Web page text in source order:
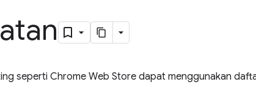
seperti Chrome Web Store dapat menggunakan